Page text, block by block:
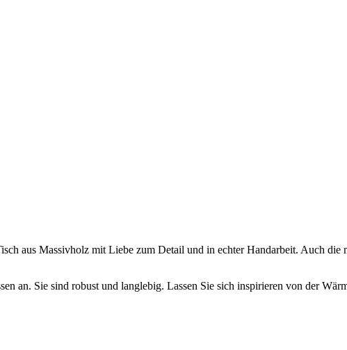
aus Massivholz mit Liebe zum Detail und in echter Handarbeit. Auch
an. Sie sind robust und langlebig. Lassen Sie sich inspirieren von der